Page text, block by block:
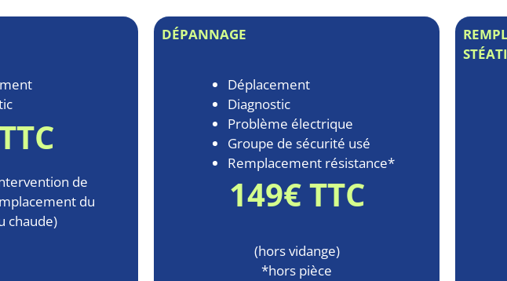
de
du
chaude)
DÉPANNAGE
Déplacement
Diagnostic
Problème électrique
Groupe de sécurité usé
Remplacement résistance*
149€ TTC
(hors vidange)
*hors pièce